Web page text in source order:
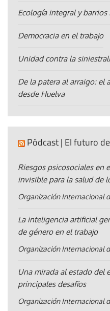
Ecología integral y
Democracia en el trabajo
Unidad contra la
De la patera al arraigo: el
desde Huelva
Pódcast | El futuro
Riesgos psicosociales en
invisible para la salud de
Organización Internacional
La inteligencia artificial
de género en el trabajo
Organización Internacional
Una mirada al estado del
principales desafíos
Organización Internacional